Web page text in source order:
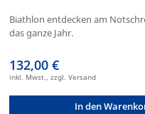
Biathlon entdecken am
das ganze Jahr.
132,00 €
inkl. Mwst., zzgl. Versand
In den